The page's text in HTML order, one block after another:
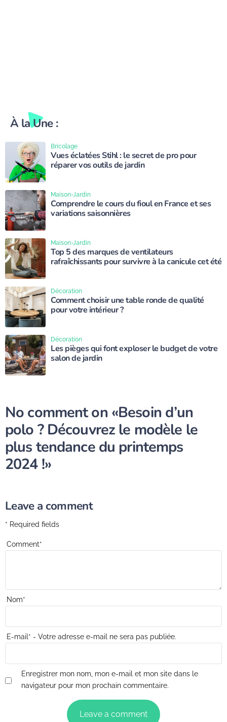
À la Une :
Vues éclatées Stihl : le secret de pro pour
réparer vos outils de jardin
Bricolage
Comprendre le cours du fioul en France et ses
variations saisonnières
Maison-Jardin
Top 5 des marques de ventilateurs
rafraîchissants pour survivre à la canicule cet été
Maison-Jardin
Comment choisir une table ronde de qualité
pour votre intérieur ?
Décoration
Les pièges qui font exploser le budget de votre
salon de jardin
Décoration
No comment on «Besoin d’un
polo ? Découvrez le modèle le
plus tendance du printemps
2024 !»
Leave a comment
* Required fields
Comment*
Nom*
E-mail * - Votre adresse e-mail ne sera pas publiée.
Enregistrer mon nom, mon e-mail et mon site dans le
navigateur pour mon prochain commentaire.